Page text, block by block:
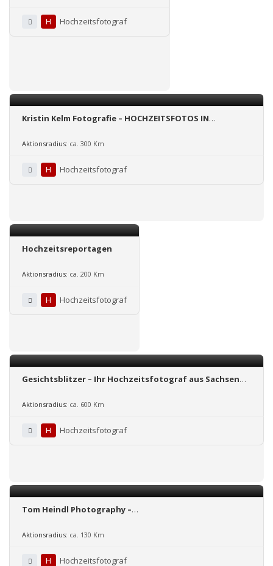
H Hochzeitsfotograf
Kristin Kelm Fotografie – HOCHZEITSFOTOS IN
Aktionsradius: ca. 300 Km
H Hochzeitsfotograf
Hochzeitsreportagen
Aktionsradius: ca. 200 Km
H Hochzeitsfotograf
Gesichtsblitzer – Ihr Hochzeitsfotograf aus Sachsen
Aktionsradius: ca. 600 Km
H Hochzeitsfotograf
Tom Heindl Photography –
Aktionsradius: ca. 130 Km
H Hochzeitsfotograf